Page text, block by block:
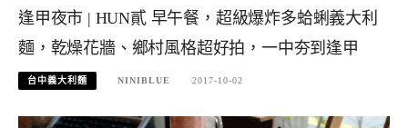
逢甲夜市 | HUN貳 早午餐，超級爆炸多蛤蜊義大利
麵，乾燥花牆、鄉村風格超好拍，一中夯到逢甲
台中義大利麵 NINIBLUE 2017-10-02